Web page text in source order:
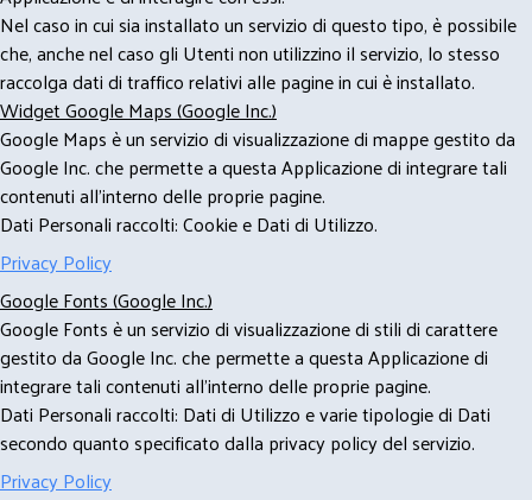
Nel caso in cui sia installato un servizio di questo tipo, è possibile
che, anche nel caso gli Utenti non utilizzino il servizio, lo stesso
raccolga dati di traffico relativi alle pagine in cui è installato.
Widget Google Maps (Google Inc.)
Google Maps è un servizio di visualizzazione di mappe gestito da
Google Inc. che permette a questa Applicazione di integrare tali
contenuti all'interno delle proprie pagine.
Dati Personali raccolti: Cookie e Dati di Utilizzo.
Privacy Policy
Google Fonts (Google Inc.)
Google Fonts è un servizio di visualizzazione di stili di carattere
gestito da Google Inc. che permette a questa Applicazione di
integrare tali contenuti all'interno delle proprie pagine.
Dati Personali raccolti: Dati di Utilizzo e varie tipologie di Dati
secondo quanto specificato dalla privacy policy del servizio.
Privacy Policy